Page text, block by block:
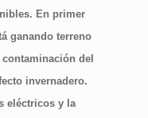
. En primer
ganando terreno
del
invernadero.
eléctricos y la